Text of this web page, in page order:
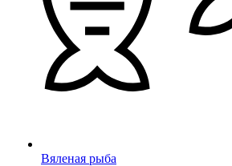
Вяленая рыба